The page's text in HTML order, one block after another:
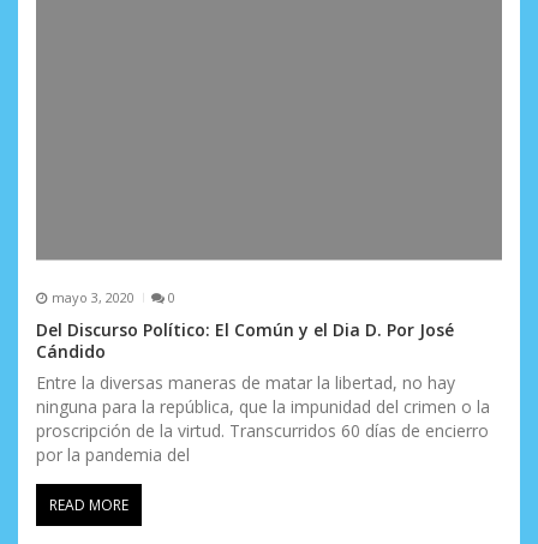
mayo 3, 2020 0
Del Discurso Político: El Común y el Dia D. Por José
Cándido
Entre la diversas maneras de matar la libertad, no hay
ninguna para la república, que la impunidad del crimen o la
proscripción de la virtud. Transcurridos 60 días de encierro
por la pandemia del
READ MORE